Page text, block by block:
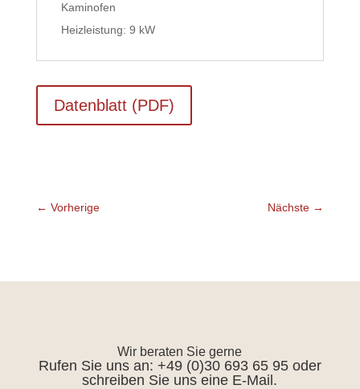
Kaminofen
Heizleistung: 9 kW
Datenblatt (PDF)
← Vorherige Nächste →
Wir beraten Sie gerne
Rufen Sie uns an: +49 (0)30 693 65 95 oder
schreiben Sie uns eine E-Mail.